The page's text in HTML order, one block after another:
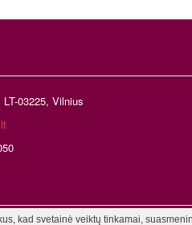
03225, Vilnius
kad svetainė veiktų tinkamai,